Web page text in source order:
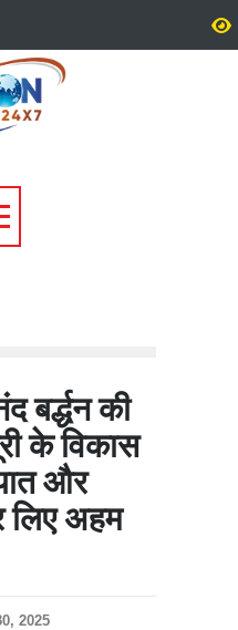
पर
और
की
के विकास
और
लिए अहम
2025